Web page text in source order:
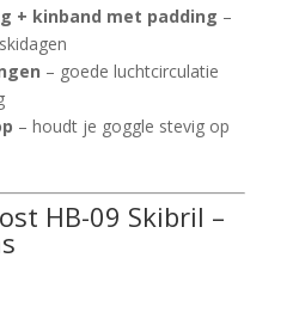
+ kinband met padding –
– goede luchtcirculatie
– houdt je goggle stevig op
HB-09 Skibril –